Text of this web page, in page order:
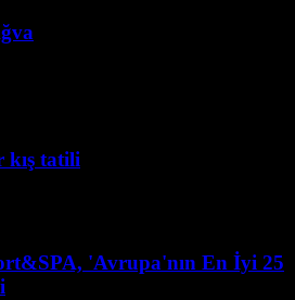
tatili
'Avrupa'nın En İyi 25